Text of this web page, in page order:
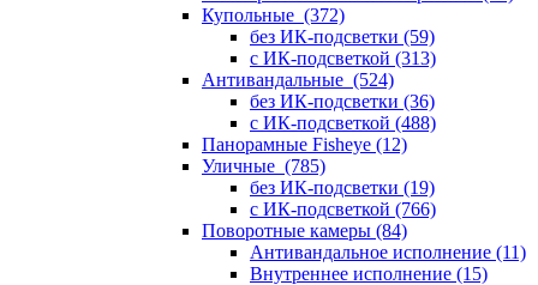
Купольные (372)
без ИК-подсветки (59)
с ИК-подсветкой (313)
Антивандальные (524)
без ИК-подсветки (36)
с ИК-подсветкой (488)
Панорамные Fisheye (12)
Уличные (785)
без ИК-подсветки (19)
с ИК-подсветкой (766)
Поворотные камеры (84)
Антивандальное исполнение (11)
Внутреннее исполнение (15)